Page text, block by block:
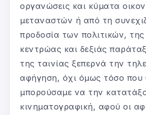
οργανώσεις και κύματα
μεταναστών ή από τη
προδοσία των πολιτικών, της
κεντρώας και δεξιάς
της ταινίας ξεπερνά την
αφήγηση, όχι όμως τόσο που
μπορούσαμε να την
κινηματογραφική, αφού οι